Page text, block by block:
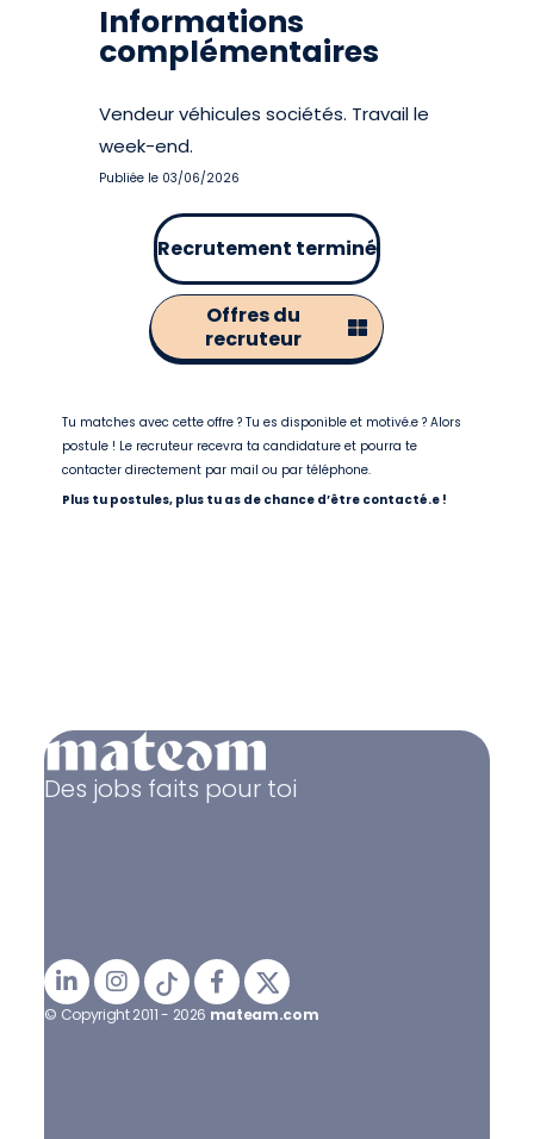
Informations
complémentaires
Vendeur véhicules sociétés. Travail le
week-end.
Publiée le 03/06/2026
Recrutement terminé
Offres du
recruteur
Tu matches avec cette offre ? Tu es disponible et motivé.e ? Alors
postule ! Le recruteur recevra ta candidature et pourra te
contacter directement par mail ou par téléphone.
Plus tu postules, plus tu as de chance d’être contacté.e !
Des jobs faits pour toi
© Copyright 2011 - 2026 mateam.com